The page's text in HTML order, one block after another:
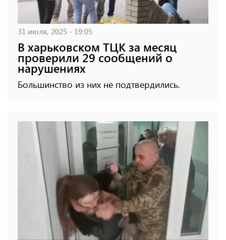
31 июля, 2025 - 19:05
В харьковском ТЦК за месяц
проверили 29 сообщений о
нарушениях
Большинство из них не подтвердились.